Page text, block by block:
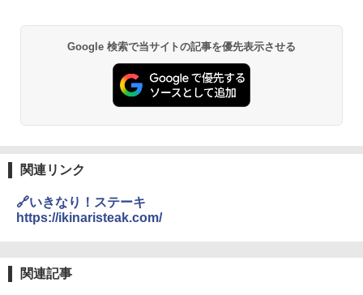
【公式】ブタメン とんこつ味 35g×15個
麺 小腹 インスタント アウトドアにも ロ
ーリングストック 大人買い おやつカン
パニー
￥1,288
ーフードヌードル 高たんぱく&低糖質 さ
らに塩分控えめ 78g×12個
シャープ 過熱水蒸気 オーブンレンジ 23
L 1段調理 ブラック RE-WF232-B シンプ
ル操作 コンパクト 一人暮らし 二人暮ら
し らくチン!（絶対湿度）センサー ノン
フライ調理 トースト スチームあたため
[山善] スチームオーブンレンジ 省エネ
Google 検索で当サイトの記事を優先表示させる
関連リンク
🔗いきなり！ステーキ
https://ikinaristeak.com/
関連記事